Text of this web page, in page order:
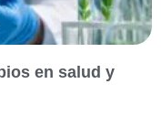
en salud y